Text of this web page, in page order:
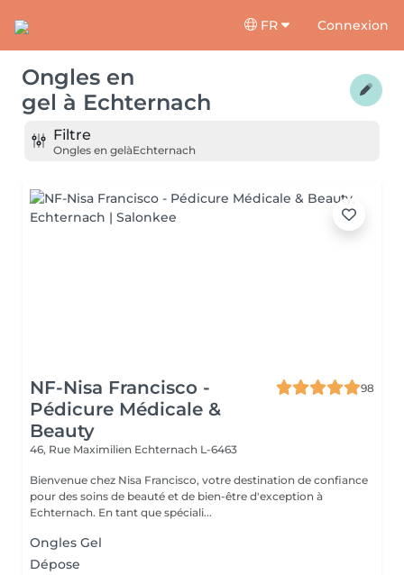
FR Connexion
Ongles en
gel à Echternach
Filtre
Ongles en gelàEchternach
NF-Nisa Francisco -
Pédicure Médicale &
Beauty
98
46, Rue Maximilien Echternach L-6463
Bienvenue chez Nisa Francisco, votre destination de confiance
pour des soins de beauté et de bien-être d'exception à
Echternach. En tant que spéciali...
Ongles Gel
Dépose